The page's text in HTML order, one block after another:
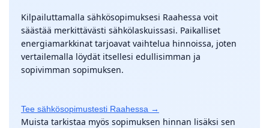
Kilpailuttamalla sähkösopimuksesi Raahessa voit
säästää merkittävästi sähkölaskuissasi. Paikalliset
energiamarkkinat tarjoavat vaihtelua hinnoissa, joten
vertailemalla löydät itsellesi edullisimman ja
sopivimman sopimuksen.
Tee sähkösopimustesti Raahessa →
Muista tarkistaa myös sopimuksen hinnan lisäksi sen